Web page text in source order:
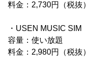
料金：2,730円（税抜）
・USEN MUSIC SIM
容量：使い放題
料金：2,980円（税抜）